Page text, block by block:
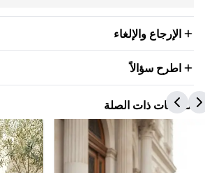
الإرجاع والإلغاء
اطرح سؤالاً
المنتجات ذات الصلة